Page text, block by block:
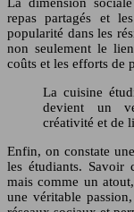
repas partagés et
popularité dans les
non seulement le
coûts et les efforts de
La cuisine
devient un
créativité et de
Enfin, on constate
les étudiants. Savoir
mais comme un
une véritable